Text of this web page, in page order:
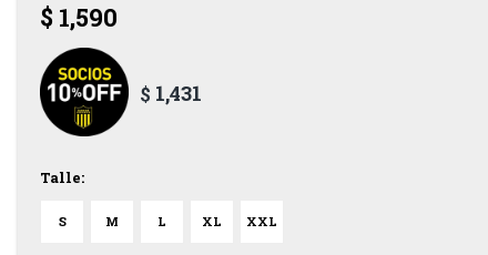
$ 1,590
$ 1,431
Talle:
S M L XL XXL